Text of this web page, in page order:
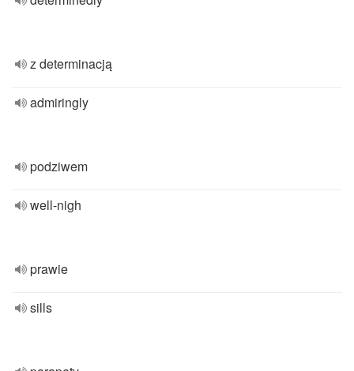
z determinacją
admiringly
podziwem
well-nigh
prawie
sills